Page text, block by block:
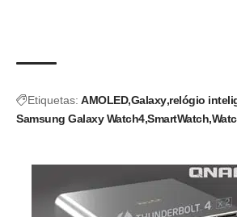
Etiquetas: AMOLED Galaxy relógio
Samsung Galaxy Watch4 SmartWatch